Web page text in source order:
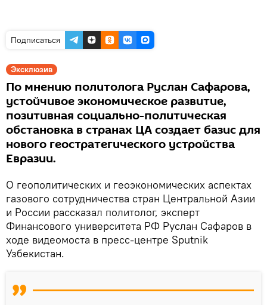
Подписаться
Эксклюзив
По мнению политолога Руслан Сафарова,
устойчивое экономическое развитие,
позитивная социально-политическая
обстановка в странах ЦА создает базис для
нового геостратегического устройства
Евразии.
О геополитических и геоэкономических аспектах
газового сотрудничества стран Центральной Азии
и России рассказал политолог, эксперт
Финансового университета РФ Руслан Сафаров в
ходе видеомоста в пресс-центре Sputnik
Узбекистан.